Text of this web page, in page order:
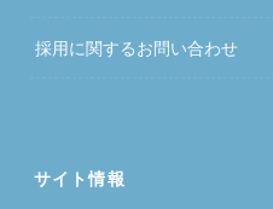
採用に関するお問い合わせ
サイト情報